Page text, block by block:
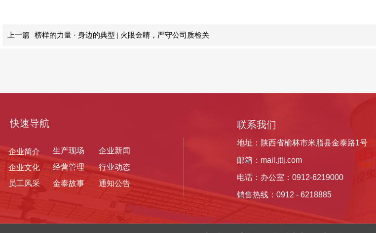
上一篇 榜样的力量 · 身边的典型 | 火眼金睛，严守公司质检关
地址：陕西省榆林市米脂县金泰路1号
邮箱： mail.jtlj.com
电话：办公室：0912-6219000
销售热线： 0912 - 6218885
联系我们
快速导航
企业简介
企业文化
员工风采
生产现场
经营管理
金泰故事
企业新闻
行业动态
通知公告